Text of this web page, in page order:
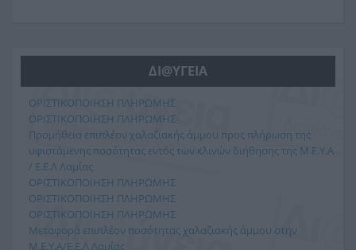
ΔΙ@ΥΓΕΙΑ
ΟΡΙΣΤΙΚΟΠΟΙΗΣΗ ΠΛΗΡΩΜΗΣ
ΟΡΙΣΤΙΚΟΠΟΙΗΣΗ ΠΛΗΡΩΜΗΣ
Προμήθεια επιπλέον χαλαζιακής άμμου προς πλήρωση της
υφιστάμενης ποσότητας εντός των κλινών διήθησης της Μ.Ε.Υ.Α
/ Ε.Ε.Λ Λαμίας
ΟΡΙΣΤΙΚΟΠΟΙΗΣΗ ΠΛΗΡΩΜΗΣ
ΟΡΙΣΤΙΚΟΠΟΙΗΣΗ ΠΛΗΡΩΜΗΣ
ΟΡΙΣΤΙΚΟΠΟΙΗΣΗ ΠΛΗΡΩΜΗΣ
Μεταφορά επιπλέον ποσότητας χαλαζιακής άμμου στην
Μ.Ε.Υ.Α/Ε.Ε.Λ Λαμίας